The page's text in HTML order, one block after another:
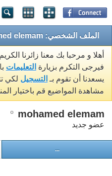
الملف الشخصي: mohamed elemam
أهلا و مرحبا بك معنا زائرنا
فيرجى التكرم بزيارة التعليمات
يسعدنا أن تقوم بـ التسجيل لكي
مشاهدة المواضيع قم باختيار
mohamed elemam
عضو جديد
...